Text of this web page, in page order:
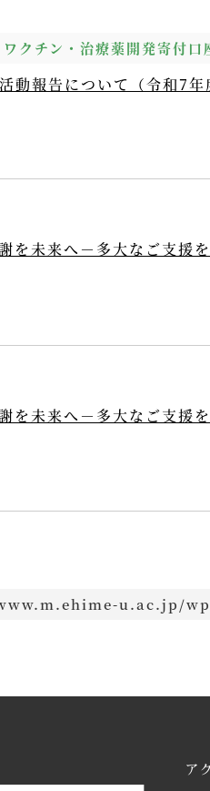
クチン・治療薬開発寄付口
動報告について（令和7年
を未来へ－多大なご支援
を未来へ－多大なご支援
u.ac.jp/
ア